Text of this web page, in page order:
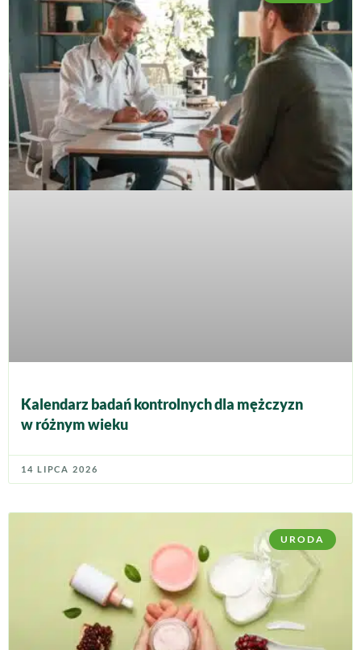
Kalendarz badań kontrolnych dla mężczyzn
w różnym wieku
14 LIPCA 2026
URODA